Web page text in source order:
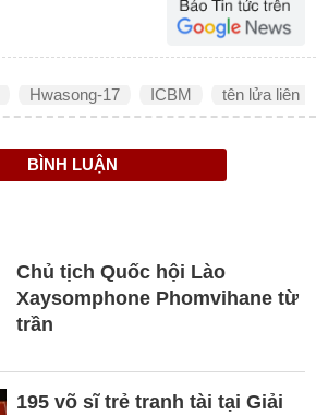
Hwasong-17 ICBM tên lửa liên
BÌNH LUẬN
Chủ tịch Quốc hội Lào
Xaysomphone Phomvihane từ
trần
195 võ sĩ trẻ tranh tài tại Giải